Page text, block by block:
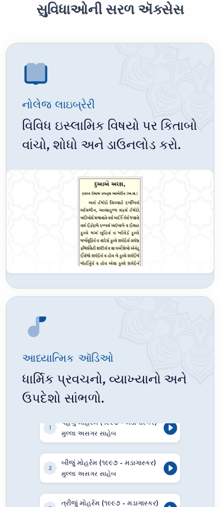
સુવિધાઓની સરળ ઍક્સેસ
નોલેજ લાઇબ્રેરી
વિવિધ ઇસ્લામિક વિષયો પર કિતાબો
વાંચો, શોધો અને ડાઉનલોડ કરો.
આધ્યાત્મિક ઑડિઓ
ધાર્મિક પ્રવચનો, વ્યાખ્યાનો અને
ઉપદેશો સાંભળો.
1
પહેલું મોહર્રમ (૧૯૯૭ - મડાગાસ્કર)
2
બીજું મોહર્રમ (૧૯૯૭ - મડાગાસ્કર)
3
ત્રીજું મોહર્રમ (૧૯૯૭ - મડાગાસ્કર)